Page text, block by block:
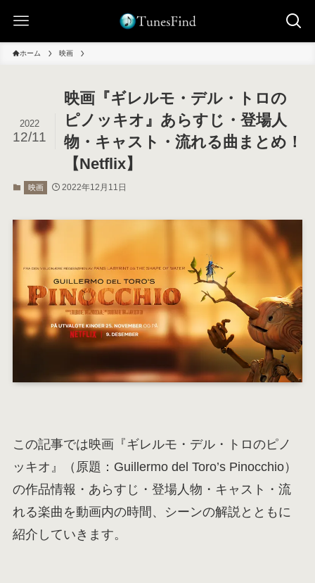
ホーム 映画
映画『ギレルモ・デル・トロの
ピノッキオ』あらすじ・登場人
物・キャスト・流れる曲まとめ！
【Netflix】
2022
12/11
映画 2022年12月11日
この記事では映画『ギレルモ・デル・トロのピノ
ッキオ』（原題：Guillermo del Toro’s Pinocchio）
の作品情報・あらすじ・登場人物・キャスト・流
れる楽曲を動画内の時間、シーンの解説とともに
紹介していきます。